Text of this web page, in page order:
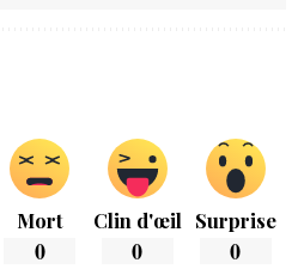
Mort
0
Clin d'œil
0
Surprise
0